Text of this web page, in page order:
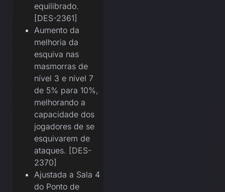
equilibrado.
[DES-2361]
Aumento da
melhoria da
esquiva nas
masmorras de
nível 3 e nível 7
de 5% para 10%,
melhorando a
capacidade dos
jogadores de se
esquivarem de
ataques. [DES-
2370]
Ajustada a Sala 4
do Ponto de